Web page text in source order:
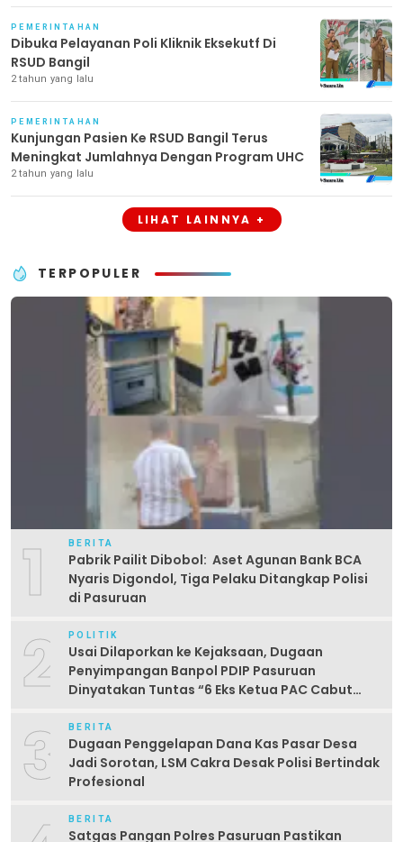
PEMERINTAHAN
Dibuka Pelayanan Poli Kliknik Eksekutf Di
RSUD Bangil
2 tahun yang lalu
PEMERINTAHAN
Kunjungan Pasien Ke RSUD Bangil Terus
Meningkat Jumlahnya Dengan Program UHC
2 tahun yang lalu
LIHAT LAINNYA +
TERPOPULER
1 BERITA
Pabrik Pailit Dibobol: Aset Agunan Bank BCA
Nyaris Digondol, Tiga Pelaku Ditangkap Polisi
di Pasuruan
2 POLITIK
Usai Dilaporkan ke Kejaksaan, Dugaan
Penyimpangan Banpol PDIP Pasuruan
Dinyatakan Tuntas “6 Eks Ketua PAC Cabut
3 BERITA
Dugaan Penggelapan Dana Kas Pasar Desa
Jadi Sorotan, LSM Cakra Desak Polisi Bertindak
Profesional
BERITA
Satgas Pangan Polres Pasuruan Pastikan